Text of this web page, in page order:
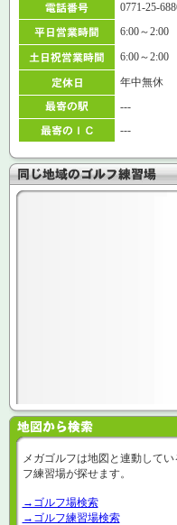
0771-25-
6:00～2:00
6:00～2:00
年中無
---
---
メガゴルフは地図と連動して
フ練習場が探せます。
→ゴルフ場検索
→ゴルフ練習場検索